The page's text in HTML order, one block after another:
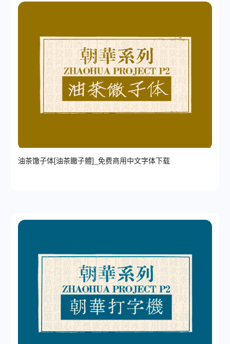
油茶馓子体[油茶饊子體]_免费商用中文字体下载